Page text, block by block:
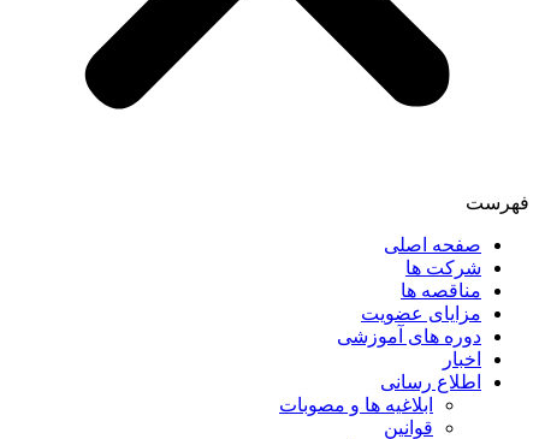
فهرست
صفحه اصلی
شرکت ها
مناقصه ها
مزایای عضویت
دوره های آموزشی
اخبار
اطلاع رسانی
ابلاغیه ها و مصوبات
قوانین